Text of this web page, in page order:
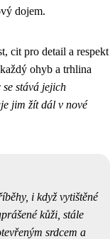
dojem.
cit pro detail a respekt
ohyb a trhlina
se stává jejich
jim žít dál v nové
i když vytištěné
kůži, stále
srdcem a